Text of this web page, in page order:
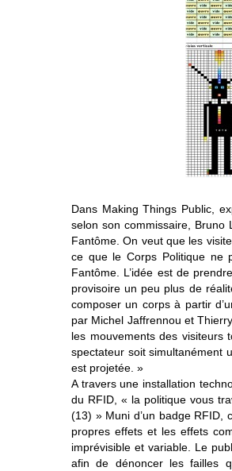
Dans Making Things Public,
selon son commissaire, Bruno
Fantôme. On veut que les
ce que le Corps Politique ne
Fantôme. L’idée est de
provisoire un peu plus de
composer un corps à partir
par Michel Jaffrennou et
les mouvements des visiteurs
spectateur soit simultanément
est projetée. »
A travers une installation
du RFID, « la politique vous
(13) » Muni d’un badge RFID,
propres effets et les effets
imprévisible et variable. Le
afin de dénoncer les failles